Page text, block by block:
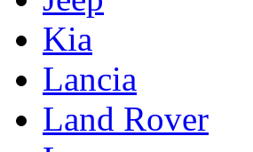
Kia
Lancia
Land Rover